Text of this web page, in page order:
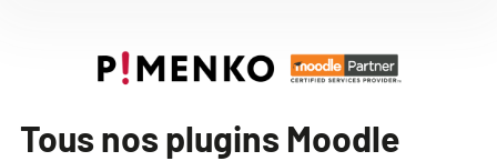
Tous nos plugins Moodle